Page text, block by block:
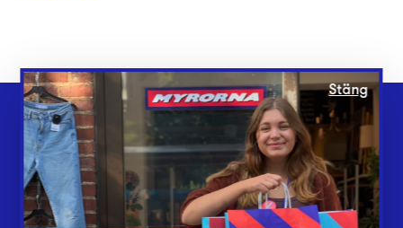
Webbshop
Butiker
Lämna in
Stäng